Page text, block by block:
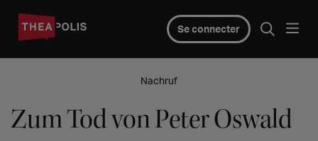
Se connecter
Nachruf
Zum Tod von Peter Oswald